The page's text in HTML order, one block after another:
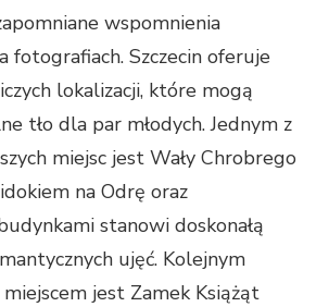
wspomnienia
fotografiach. Szczecin oferuje
lokalizacji, które mogą
tło dla par młodych. Jednym z
miejsc jest Wały Chrobrego
na Odrę oraz
stanowi doskonałą
ujęć. Kolejnym
jest Zamek Książąt